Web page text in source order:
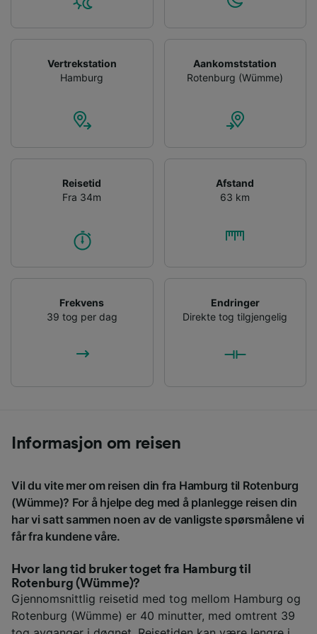
Vertrekstation
Hamburg
Aankomststation
Rotenburg (Wümme)
Reisetid
Fra 34m
Afstand
63 km
Frekvens
39 tog per dag
Endringer
Direkte tog tilgjengelig
Informasjon om reisen
Vil du vite mer om reisen din fra Hamburg til Rotenburg
(Wümme)? For å hjelpe deg med å planlegge reisen din
har vi satt sammen noen av de vanligste spørsmålene vi
får fra kundene våre.
Hvor lang tid bruker toget fra Hamburg til
Rotenburg (Wümme)?
Gjennomsnittlig reisetid med tog mellom Hamburg og
Rotenburg (Wümme) er 40 minutter, med omtrent 39